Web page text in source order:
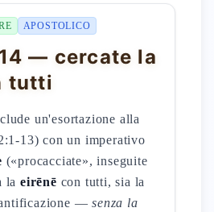
APOSTOLICO
— cercate la
tutti
un'esortazione alla
13) con un imperativo
(«procacciate», inseguite
laeirēnē con tutti, sia la
—senza la